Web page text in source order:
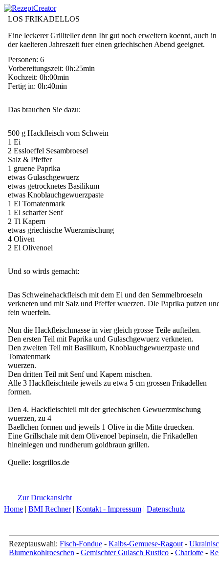
LOS FRIKADELLOS
Eine leckerer Grillteller denn Ihr gut noch erweitern koennt, auch in
der kaelteren Jahreszeit fuer einen griechischen Abend geeignet.
Personen: 6
Vorbereitungszeit: 0h:25min
Kochzeit: 0h:00min
Fertig in: 0h:40min
Das brauchen Sie dazu:
500 g Hackfleisch vom Schwein
1 Ei
2 Essloeffel Sesambroesel
Salz & Pfeffer
1 gruene Paprika
etwas Gulaschgewuerz
etwas getrocknetes Basilikum
etwas Knoblauchgewuerzpaste
1 El Tomatenmark
1 El scharfer Senf
2 Tl Kapern
etwas griechische Wuerzmischung
4 Oliven
2 El Olivenoel
Und so wirds gemacht:
Das Schweinehackfleisch mit dem Ei und den Semmelbroeseln
verkneten und mit Salz und Pfeffer wuerzen. Die Paprika putzen
fein wuerfeln.
Nun die Hackfleischmasse in vier gleich grosse Teile aufteilen.
Den ersten Teil mit Paprika und Gulaschgewuerz verkneten.
Den zweiten Teil mit Basilikum, Knoblauchgewuerzpaste und
Tomatenmark
wuerzen.
Den dritten Teil mit Senf und Kapern mischen.
Alle 3 Hackfleischteile jeweils zu etwa 5 cm grossen Frikadellen
formen.
Den 4. Hackfleischteil mit der griechischen Gewuerzmischung
wuerzen, zu 4
Baellchen formen und jeweils 1 Olive in die Mitte druecken.
Eine Grillschale mit dem Olivenoel bepinseln, die Frikadellen
hineinlegen und rundherum goldbraun grillen.
Quelle: losgrillos.de
Zur Druckansicht
Home | BMI Rechner| Kontakt - Impressum | Datenschutz
Rezeptauswahl: Fisch-Fondue - Kalbs-Gemuese-Ragout -
Blumenkohlroeschen - Gemischter Gulasch Rustico - Charlotte -